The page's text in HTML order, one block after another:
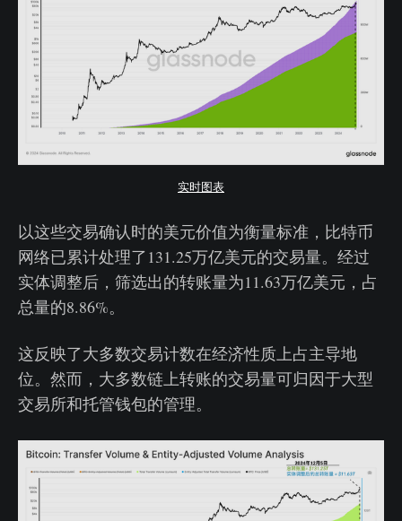
实时图表
以这些交易确认时的美元价值为衡量标准，比特币
网络已累计处理了131.25万亿美元的交易量。经过
实体调整后，筛选出的转账量为11.63万亿美元，占
总量的8.86%。
这反映了大多数交易计数在经济性质上占主导地
位。然而，大多数链上转账的交易量可归因于大型
交易所和托管钱包的管理。